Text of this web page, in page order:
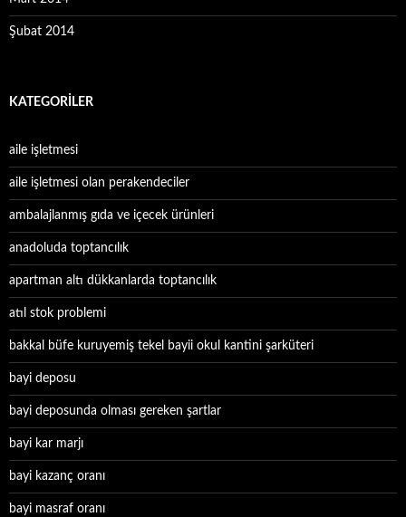
Şubat 2014
KATEGORILER
aile işletmesi
aile işletmesi olan perakendeciler
ambalajlanmış gıda ve içecek ürünleri
anadoluda toptancılık
apartman altı dükkanlarda toptancılık
atıl stok problemi
bakkal büfe kuruyemiş tekel bayii okul kantini şarküteri
bayi deposu
bayi deposunda olması gereken şartlar
bayi kar marjı
bayi kazanç oranı
bayi masraf oranı